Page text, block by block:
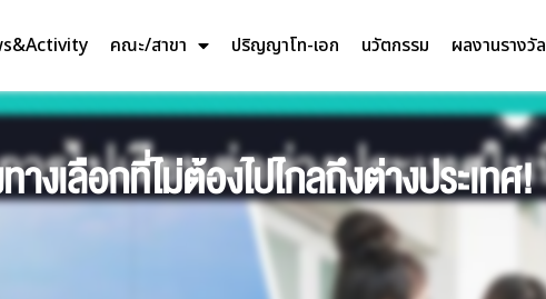
คณะ/สาขา ปริญญาโท-เอก นวัตกรรม ผลงานรางวัล
เลือกที่ไม่ต้องไปไกลถึงต่างประเทศ!